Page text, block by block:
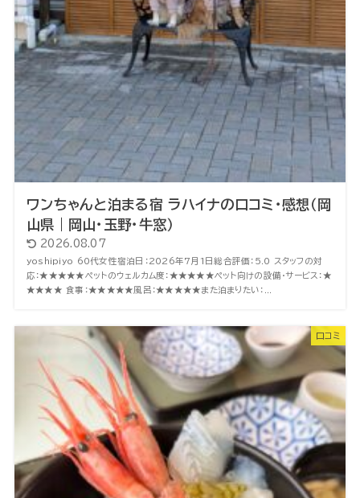
ワンちゃんと泊まる宿 ラハイナの口コミ・感想（岡
山県｜岡山・玉野・牛窓）
2026.08.07
yoshipiyo 60代女性宿泊日：2026年7月1日総合評価：5.0 スタッフの対
応：★★★★★ペットのウェルカム度：★★★★★ペット向けの設備・サービス：★
★★★★ 食事：★★★★★風呂：★★★★★また泊まりたい：...
口コミ